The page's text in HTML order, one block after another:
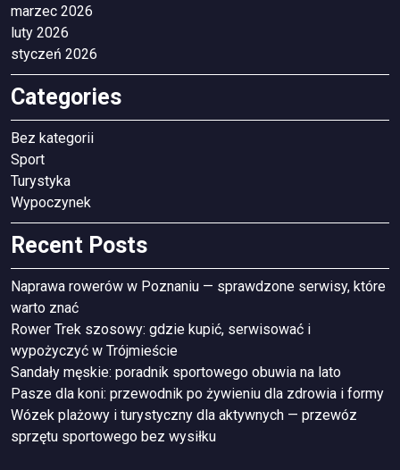
marzec 2026
luty 2026
styczeń 2026
Categories
Bez kategorii
Sport
Turystyka
Wypoczynek
Recent Posts
Naprawa rowerów w Poznaniu — sprawdzone serwisy, które
warto znać
Rower Trek szosowy: gdzie kupić, serwisować i
wypożyczyć w Trójmieście
Sandały męskie: poradnik sportowego obuwia na lato
Pasze dla koni: przewodnik po żywieniu dla zdrowia i formy
Wózek plażowy i turystyczny dla aktywnych — przewóz
sprzętu sportowego bez wysiłku